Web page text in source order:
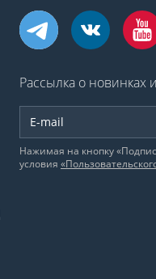
Рассылка о новинках
Нажимая на кнопку
условия